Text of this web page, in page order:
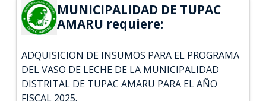
MUNICIPALIDAD DE TUPAC
AMARU requiere:
ADQUISICION DE INSUMOS PARA EL PROGRAMA
DEL VASO DE LECHE DE LA MUNICIPALIDAD
DISTRITAL DE TUPAC AMARU PARA EL AÑO
FISCAL 2025.